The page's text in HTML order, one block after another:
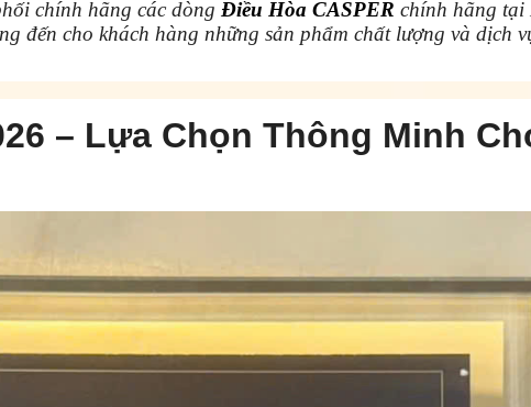
chính hãng các dòng Điều Hòa CASPER chính hãng tại
đến cho khách hàng những sản phẩm chất lượng và dịch
– Lựa Chọn Thông Minh